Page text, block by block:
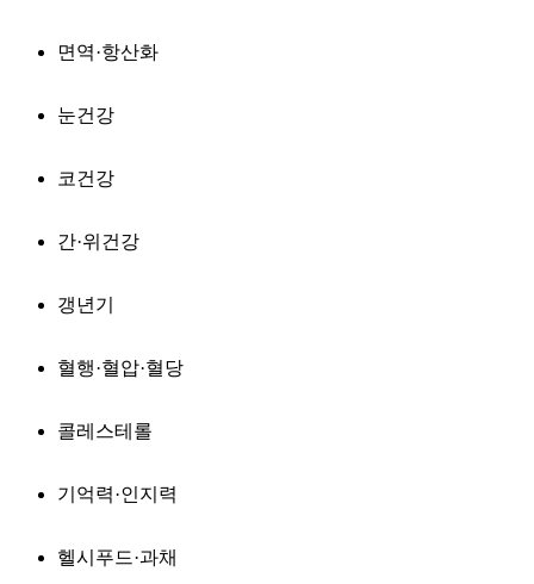
면역·항산화
눈건강
코건강
간·위건강
갱년기
혈행·혈압·혈당
콜레스테롤
기억력·인지력
헬시푸드·과채